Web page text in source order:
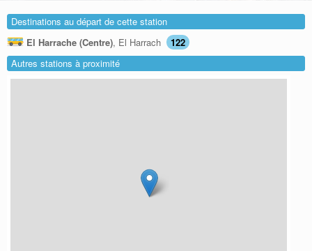
Destinations au départ de cette station
El Harrache (Centre), El Harrach
122
Autres stations à proximité